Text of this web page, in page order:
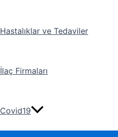
Hastalıklar ve Tedaviler
İlaç Firmaları
Covid19